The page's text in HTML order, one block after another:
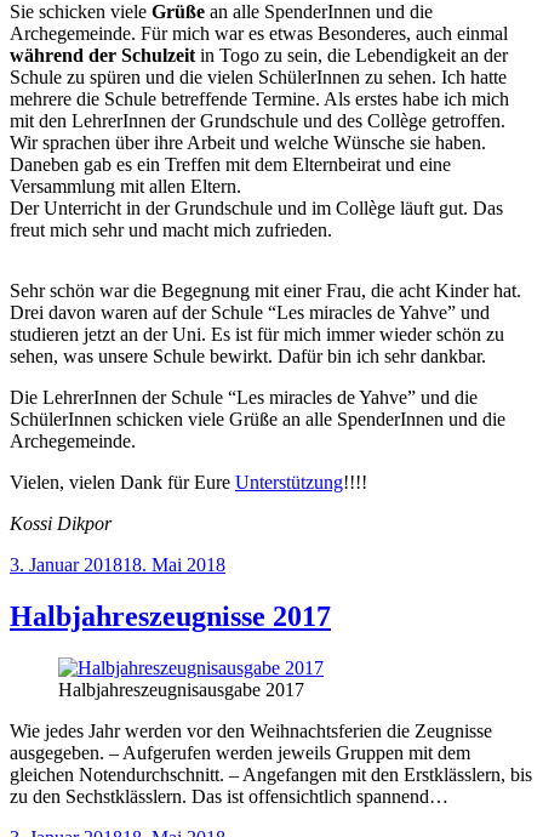
Sie schicken viele Grüße an alle SpenderInnen und die
Archegemeinde. Für mich war es etwas Besonderes, auch einmal
während der Schulzeitin Togo zu sein, die Lebendigkeit an der
Schule zu spüren und die vielen SchülerInnen zu sehen. Ich hatte
mehrere die Schule betreffende Termine. Als erstes habe ich mich
mit den LehrerInnen der Grundschule und des Collège getroffen.
Wir sprachen über ihre Arbeit und welche Wünsche sie haben.
Daneben gab es ein Treffen mit dem Elternbeirat und eine
Versammlung mit allen Eltern.
Der Unterricht in der Grundschule und im Collège läuft gut. Das
freut mich sehr und macht mich zufrieden.
Sehr schön war die Begegnung mit einer Frau, die acht Kinder hat.
Drei davon waren auf der Schule “Les miracles de Yahve” und
studieren jetzt an der Uni. Es ist für mich immer wieder schön zu
sehen, was unsere Schule bewirkt. Dafür bin ich sehr dankbar.
Die LehrerInnen der Schule “Les miracles de Yahve” und die
SchülerInnen schicken viele Grüße an alle SpenderInnen und die
Archegemeinde.
Vielen, vielen Dank für Eure Unterstützung!!!!
Kossi Dikpor
Veröffentlicht
3. Januar 201818. Mai 2018
Halbjahreszeugnisse 2017
Halbjahreszeugnisausgabe 2017
Wie jedes Jahr werden vor den Weihnachtsferien die Zeugnisse
ausgegeben. – Aufgerufen werden jeweils Gruppen mit dem
gleichen Notendurchschnitt. – Angefangen mit den Erstklässlern, bis
zu den Sechstklässlern. Das ist offensichtlich spannend…